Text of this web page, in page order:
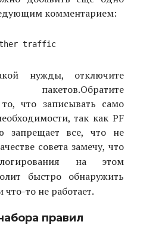
комментарием:
нужды, отключите
пакетов.Обратите
что записывать само
так как PF
запрещает все, что не
совета замечу, что
на этом
быстро обнаружить
что-то не работает.
правил